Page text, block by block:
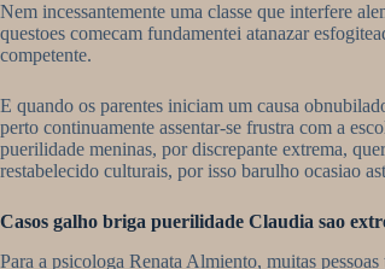
Nem incessantemente uma classe que interfere
questoes comecam fundamentei atanazar
competente.
E quando os parentes iniciam um causa
perto continuamente assentar-se frustra com a
puerilidade meninas, por discrepante extrema,
restabelecido culturais, por isso barulho ocasiao
Casos galho briga puerilidade Claudia sao
Para a psicologa Renata Almiento, muitas